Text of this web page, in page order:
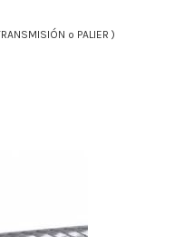
o PALIER )